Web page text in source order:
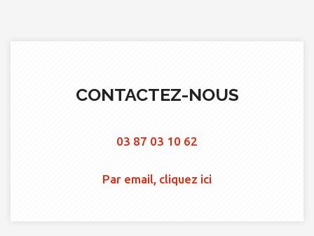
CONTACTEZ-NOUS
03 87 03 10 62
Par email, cliquez ici